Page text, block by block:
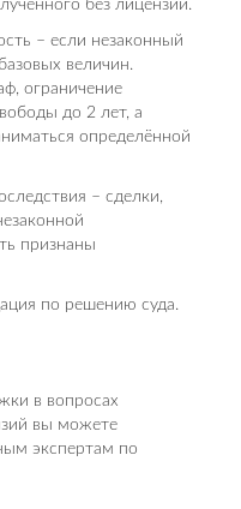
без лицензии.
– если незаконный
величин.
ограничение
до 2 лет, а
определённой
– сделки,
признаны
по решению суда.
в вопросах
вы можете
экспертам по